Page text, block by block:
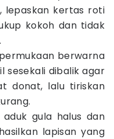
lepaskan kertas roti
kokoh dan tidak
berwarna
sesekali dibalik agar
donat, lalu tiriskan
aduk gula halus dan
lapisan yang